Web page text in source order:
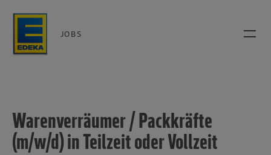
JOBS
Warenverräumer / Packkräfte
(m/w/d) in Teilzeit oder Vollzeit